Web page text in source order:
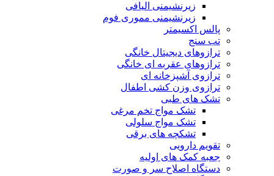
زیرنشیمنی الیافی
زیرنشیمنی مموری فوم
پالس اکسیمتر
تب سنج
ترازوهای دیجیتال خانگی
ترازوهای عقربه ای خانگی
ترازوی آشپزخانه ای
ترازوی وزن کشی اطفال
تشک های طبی
تشک مواج تخم مرغی
تشک مواج سلولی
تشکچه های برقی
تقویم دارویی
جعبه کمک های اولیه
دستگاه اصلاح سر و صورت